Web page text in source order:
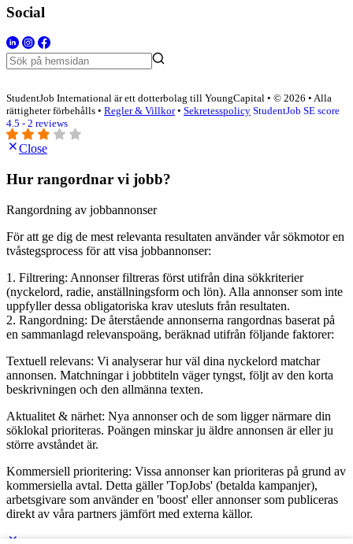
Social
StudentJob International är ett dotterbolag till YoungCapital • © 2026 • Alla
rättigheter förbehålls • Regler & Villkor• Sekretesspolicy StudentJob SE score
4.5 - 2 reviews
Close
Hur rangordnar vi jobb?
Rangordning av jobbannonser
För att ge dig de mest relevanta resultaten använder vår sökmotor en
tvåstegsprocess för att visa jobbannonser:
1. Filtrering: Annonser filtreras först utifrån dina sökkriterier
(nyckelord, radie, anställningsform och lön). Alla annonser som inte
uppfyller dessa obligatoriska krav utesluts från resultaten.
2. Rangordning: De återstående annonserna rangordnas baserat på
en sammanlagd relevanspoäng, beräknad utifrån följande faktorer:
Textuell relevans: Vi analyserar hur väl dina nyckelord matchar
annonsen. Matchningar i jobbtiteln väger tyngst, följt av den korta
beskrivningen och den allmänna texten.
Aktualitet & närhet: Nya annonser och de som ligger närmare din
söklokal prioriteras. Poängen minskar ju äldre annonsen är eller ju
större avståndet är.
Kommersiell prioritering: Vissa annonser kan prioriteras på grund av
kommersiella avtal. Detta gäller 'TopJobs' (betalda kampanjer),
arbetsgivare som använder en 'boost' eller annonser som publiceras
direkt av våra partners jämfört med externa källor.